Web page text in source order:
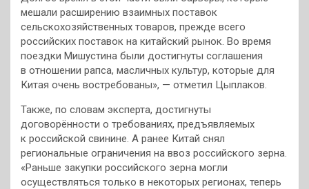
мешали расширению взаимных поставок
сельскохозяйственных товаров, прежде всего
российских поставок на китайский рынок. Во время
поездки Мишустина были достигнуты соглашения
в отношении рапса, масличных культур, которые для
Китая очень востребованы», — отметил Цыплаков.
Также, по словам эксперта, достигнуты
договорённости о требованиях, предъявляемых
к российской свинине. А ранее Китай снял
региональные ограничения на ввоз российского зерна.
«Раньше закупки российского зерна могли
осуществляться только в некоторых регионах, теперь